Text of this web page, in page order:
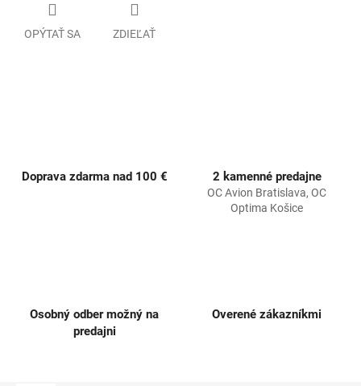
OPÝTAŤ SA ZDIEĽAŤ
Doprava zdarma nad 100 € 2 kamenné predajne
OC Avion Bratislava, OC
Optima Košice
Osobný odber možný na
predajni
Overené zákazníkmi